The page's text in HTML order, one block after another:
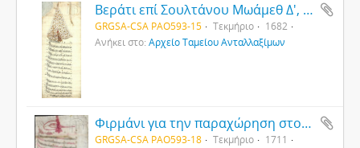
Βεράτι επί Σουλτάνου Μωάμεθ Δ', προς τον Μητροπολίτη Γρηγόριο των Καζάδων Γκουμούσχανέ και Καραχισάρ Σαρκή, Σερπάν και Γκιουρτούν και των χωρίων του. Στο κείμενο οι Ρωμιοί αποκαλούνται Kafir (άπιστοι).
GRGSA-CSA PAO593-15 Τεκμήριο
1682
Ανήκει στο: Αρχείο Ταμείου Ανταλλαξίμων
Φιρμάνι για την παραχώρηση στον Σαχίν Καλφά του φόρου πέντε σπιτιών της Κερμύρας
GRGSA-CSA PAO593-18 Τεκμήριο
1711